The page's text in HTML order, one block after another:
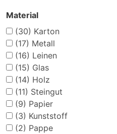
Material
(30) Karton
(17) Metall
(16) Leinen
(15) Glas
(14) Holz
(11) Steingut
(9) Papier
(3) Kunststoff
(2) Pappe